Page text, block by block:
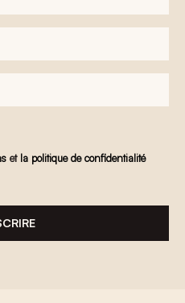
et la politique de confidentialité